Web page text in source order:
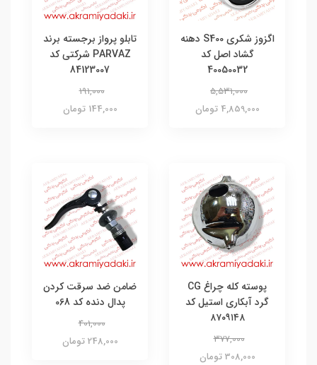
اگزوز شکری S400 دهنه
گشاد اصل کد
40050032
5,531,000
4,859,000 تومان
تابلو پرواز برجسته برند
PARVAZ شرکتی کد
84123007
191,000
144,000 تومان
پوسته کله چراغ CG
گرد آبکاری استیل کد
۸۷۰۹۱۴۸
377,000
308,000 تومان
ضامن ضد سرقت کردن
پدال دنده کد 068
401,000
248,000 تومان